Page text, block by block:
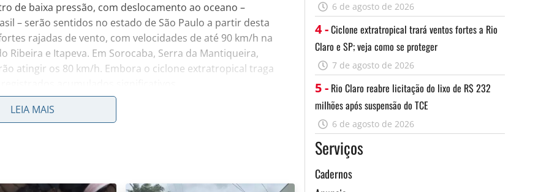
de baixa pressão, com deslocamento ao oceano –
– serão sentidos no estado de São Paulo a partir desta
rajadas de vento, com velocidades de até 90 km/h na
Ribeira e Itapeva. Em Sorocaba, Serra da Mantiqueira,
atingir os 80 km/h. Embora o ciclone extratropical traga
nas temperaturas, no entanto, este fenômeno
frio no estado de São Paulo. Na sexta-feira, 14, a
uma frente fria sobre o oceano.
LEIA MAIS
6 de agosto de 2026
4 -Ciclone extratropical trará ventos fortes a Rio
Claro e SP; veja como se proteger
7 de agosto de 2026
5 - Rio Claro reabre licitação do lixo de R$ 232
milhões após suspensão do TCE
6 de agosto de 2026
Serviços
Cadernos